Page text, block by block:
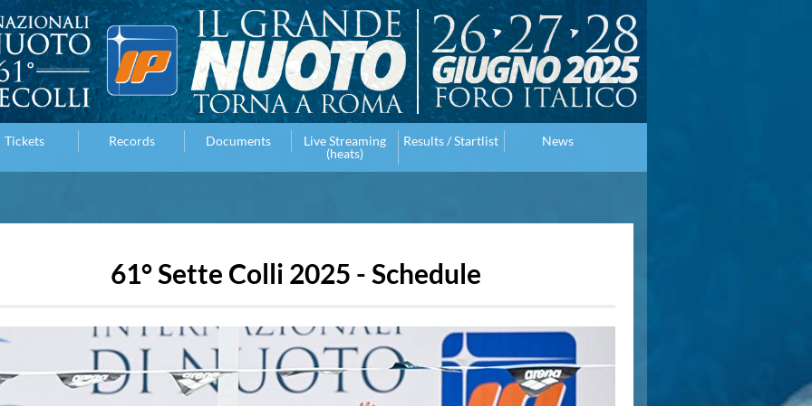
Tickets Records Documents
Live Streaming
(heats)
Results / Startlist News
61° Sette Colli 2025 - Schedule